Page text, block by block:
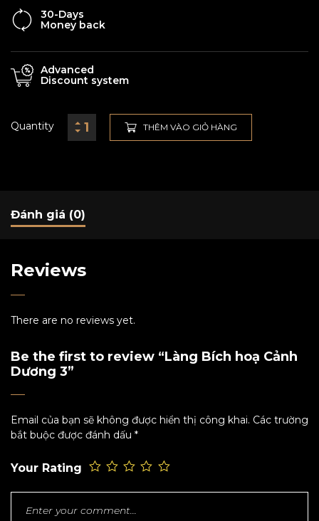
30-Days
Money back
Advanced
Discount system
Quantity THÊM VÀO GIỎ HÀNG
Đánh giá (0)
Reviews
There are no reviews yet.
Be the first to review “Làng Bích hoạ Cảnh
Dương 3”
Email của bạn sẽ không được hiển thị công khai. Các trường
bắt buộc được đánh dấu *
Your Rating